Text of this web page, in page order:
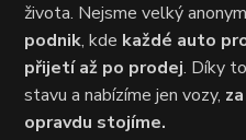
života. Nejsme velký
podnik, kde každé auto
přijetí až po prodej. Díky
stavu a nabízíme jen vozy,
opravdu stojíme.